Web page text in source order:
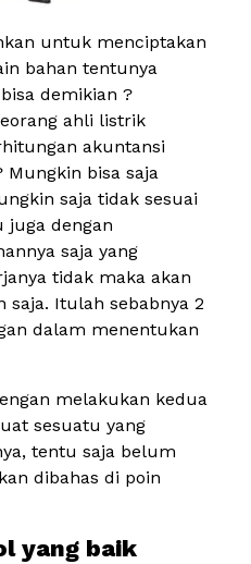
untuk menciptakan
bahan tentunya
demikian ?
ahli listrik
akuntansi
Mungkin bisa saja
saja tidak sesuai
juga dengan
saja yang
tidak maka akan
saja. Itulah sebabnya 2
dalam menentukan
melakukan kedua
sesuatu yang
tentu saja belum
dibahas di poin
yang baik